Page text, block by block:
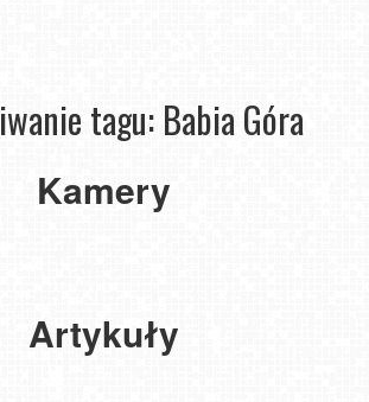
tagu: Babia Góra
Kamery
Artykuły